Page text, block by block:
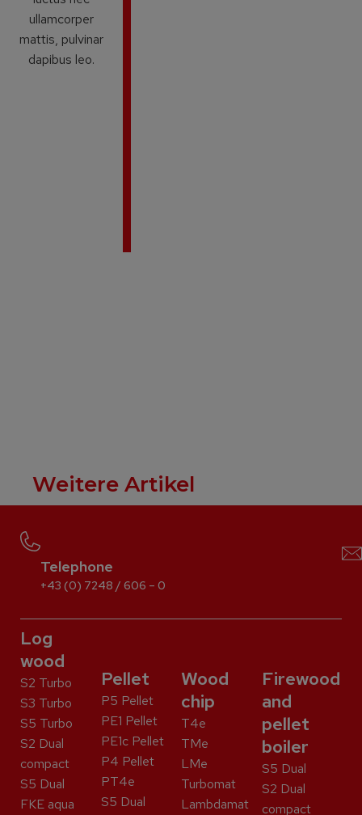
ullamcorper
mattis, pulvinar
dapibus leo.
Weitere Artikel
Telephone
+43 (0) 7248 / 606 – 0
Log
wood
S2 Turbo
S3 Turbo
S5 Turbo
S2 Dual
compact
S5 Dual
FKE aqua
Pellet
P5 Pellet
PE1 Pellet
PE1c Pellet
P4 Pellet
PT4e
S5 Dual
Wood
chip
T4e
TMe
LMe
Turbomat
Lambdamat
Firewood
and
pellet
boiler
S5 Dual
S2 Dual
compact